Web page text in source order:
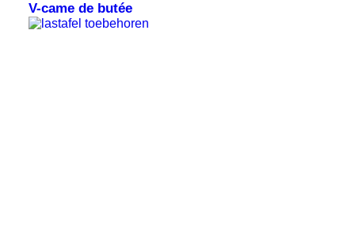
V-came de butée